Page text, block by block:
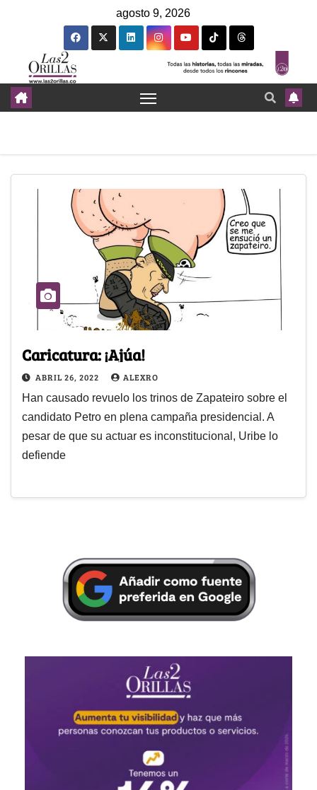
agosto 9, 2026
Caricatura: ¡Ajúa!
ABRIL 26, 2022 ALEXRO
Han causado revuelo los trinos de Zapateiro sobre el
candidato Petro en plena campaña presidencial. A
pesar de que su actuar es inconstitucional, Uribe lo
defiende